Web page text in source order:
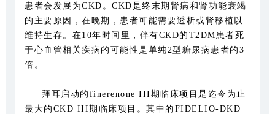
患者会发展为CKD。CKD是终末期肾病和肾功能衰竭
的主要原因，在晚期，患者可能需要透析或肾移植以
维持生存。在10年时间里，伴有CKD的T2DM患者死
于心血管相关疾病的可能性是单纯2型糖尿病患者的3
倍。
拜耳启动的finerenone III期临床项目是迄今为止
最大的CKD III期临床项目。其中的FIDELIO-DKD